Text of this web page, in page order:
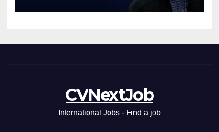
CVNextJob
International Jobs - Find a job